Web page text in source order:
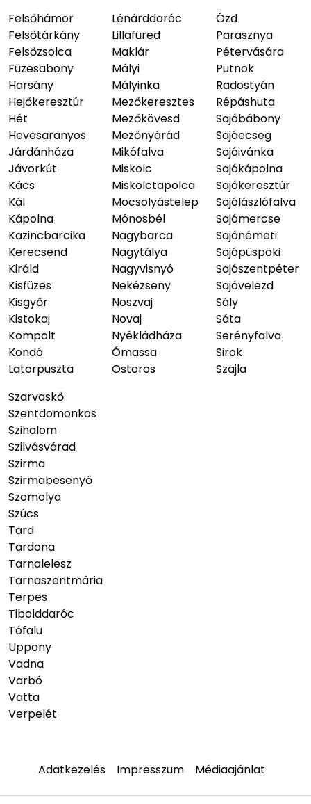
Felsőhámor
Felsőtárkány
Felsőzsolca
Füzesabony
Harsány
Hejőkeresztúr
Hét
Hevesaranyos
Járdánháza
Jávorkút
Kács
Kál
Kápolna
Kazincbarcika
Kerecsend
Királd
Kisfüzes
Kisgyőr
Kistokaj
Kompolt
Kondó
Latorpuszta
Lénárddaróc
Lillafüred
Maklár
Mályi
Mályinka
Mezőkeresztes
Mezőkövesd
Mezőnyárád
Mikófalva
Miskolc
Miskolctapolca
Mocsolyástelep
Mónosbél
Nagybarca
Nagytálya
Nagyvisnyó
Nekézseny
Noszvaj
Novaj
Nyékládháza
Ómassa
Ostoros
Ózd
Parasznya
Pétervására
Putnok
Radostyán
Répáshuta
Sajóbábony
Sajóecseg
Sajóivánka
Sajókápolna
Sajókeresztúr
Sajólászlófalva
Sajómercse
Sajónémeti
Sajópüspöki
Sajószentpéter
Sajóvelezd
Sály
Sáta
Serényfalva
Sirok
Szajla
Szarvaskő
Szentdomonkos
Szihalom
Szilvásvárad
Szirma
Szirmabesenyő
Szomolya
Szúcs
Tard
Tardona
Tarnalelesz
Tarnaszentmária
Terpes
Tibolddaróc
Tófalu
Uppony
Vadna
Varbó
Vatta
Verpelét
Adatkezelés Impresszum Médiaajánlat